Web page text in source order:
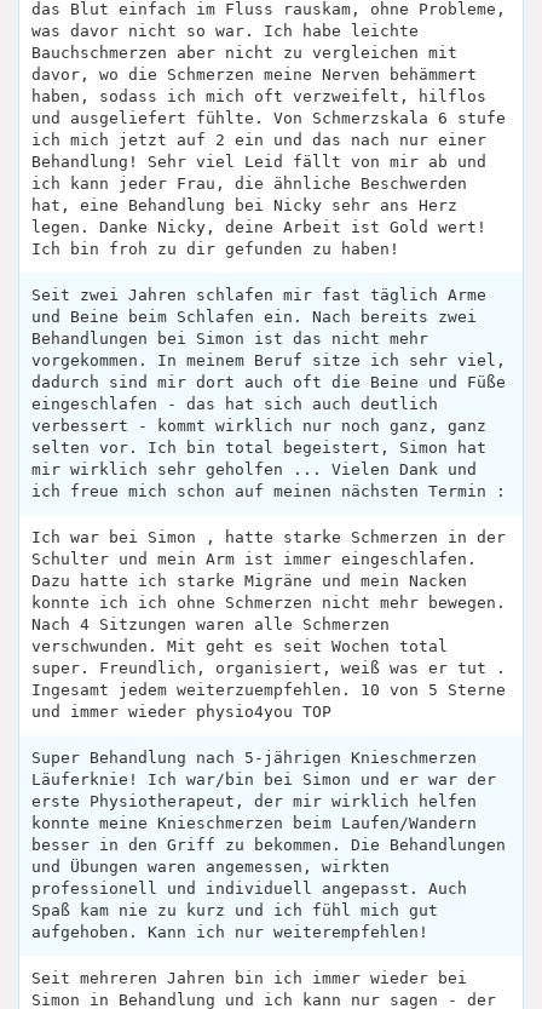
das Blut einfach im Fluss rauskam, ohne Probleme,
was davor nicht so war. Ich habe leichte
Bauchschmerzen aber nicht zu vergleichen mit
davor, wo die Schmerzen meine Nerven behämmert
haben, sodass ich mich oft verzweifelt, hilflos
und ausgeliefert fühlte. Von Schmerzskala 6 stufe
ich mich jetzt auf 2 ein und das nach nur einer
Behandlung! Sehr viel Leid fällt von mir ab und
ich kann jeder Frau, die ähnliche Beschwerden
hat, eine Behandlung bei Nicky sehr ans Herz
legen. Danke Nicky, deine Arbeit ist Gold wert!
Ich bin froh zu dir gefunden zu haben!
Seit zwei Jahren schlafen mir fast täglich Arme
und Beine beim Schlafen ein. Nach bereits zwei
Behandlungen bei Simon ist das nicht mehr
vorgekommen. In meinem Beruf sitze ich sehr viel,
dadurch sind mir dort auch oft die Beine und Füße
eingeschlafen - das hat sich auch deutlich
verbessert - kommt wirklich nur noch ganz, ganz
selten vor. Ich bin total begeistert, Simon hat
mir wirklich sehr geholfen ... Vielen Dank und
ich freue mich schon auf meinen nächsten Termin :
Ich war bei Simon , hatte starke Schmerzen in der
Schulter und mein Arm ist immer eingeschlafen.
Dazu hatte ich starke Migräne und mein Nacken
konnte ich ich ohne Schmerzen nicht mehr bewegen.
Nach 4 Sitzungen waren alle Schmerzen
verschwunden. Mit geht es seit Wochen total
super. Freundlich, organisiert, weiß was er tut .
Ingesamt jedem weiterzuempfehlen. 10 von 5 Sterne
und immer wieder physio4you TOP
Super Behandlung nach 5-jährigen Knieschmerzen
Läuferknie! Ich war/bin bei Simon und er war der
erste Physiotherapeut, der mir wirklich helfen
konnte meine Knieschmerzen beim Laufen/Wandern
besser in den Griff zu bekommen. Die Behandlungen
und Übungen waren angemessen, wirkten
professionell und individuell angepasst. Auch
Spaß kam nie zu kurz und ich fühl mich gut
aufgehoben. Kann ich nur weiterempfehlen!
Seit mehreren Jahren bin ich immer wieder bei
Simon in Behandlung und ich kann nur sagen - der